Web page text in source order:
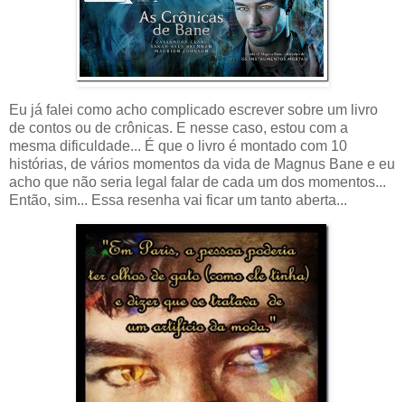
Eu já falei como acho complicado escrever sobre um livro
de contos ou de crônicas. E nesse caso, estou com a
mesma dificuldade... É que o livro é montado com 10
histórias, de vários momentos da vida de Magnus Bane e eu
acho que não seria legal falar de cada um dos momentos...
Então, sim... Essa resenha vai ficar um tanto aberta...